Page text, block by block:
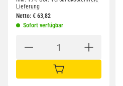
Lieferung
Netto: € 63,82
Sofort verfügbar
IN DEN WARENKORB